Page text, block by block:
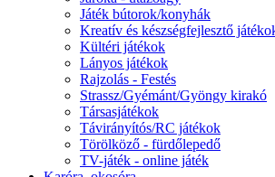
Játék bútorok/konyhák
Kreatív és készségfejlesztő
Kültéri játékok
Lányos játékok
Rajzolás - Festés
Strassz/Gyémánt/Gyöngy kirakó
Társasjátékok
Távirányítós/RC játékok
Törölköző - fürdőlepedő
TV-játék - online játék